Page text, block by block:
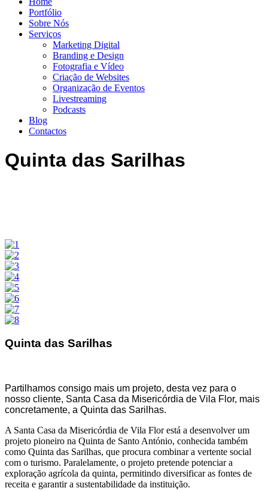
Portfólio
Sobre Nós
Serviços
Marketing Digital
Branding e Design
Fotografia e Vídeo
Criação de Websites
Organização de Eventos
Livestreaming
Podcasts
Blog
Contactos
Quinta das Sarilhas
Quinta das Sarilhas
Partilhamos consigo mais um projeto, desta vez para o
nosso cliente, Santa Casa da Misericórdia de Vila Flor, mais
concretamente, a Quinta das Sarilhas.
A Santa Casa da Misericórdia de Vila Flor está a desenvolver um
projeto pioneiro na Quinta de Santo António, conhecida também
como Quinta das Sarilhas, que procura combinar a vertente social
com o turismo. Paralelamente, o projeto pretende potenciar a
exploração agrícola da quinta, permitindo diversificar as fontes de
receita e garantir a sustentabilidade da instituição.